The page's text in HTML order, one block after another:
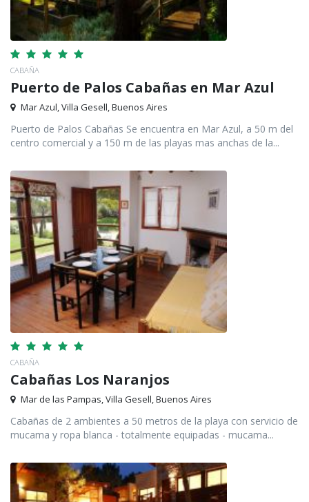
CABAÑA
Puerto de Palos Cabañas en Mar Azul
Mar Azul, Villa Gesell, Buenos Aires
Puerto de Palos Cabañas Se encuentra en Mar Azul, a 50 m del
centro comercial y a 150 m de las playas mas anchas de la...
CABAÑA
Cabañas Los Naranjos
Mar de las Pampas, Villa Gesell, Buenos Aires
Cabañas de 2 ambientes a 50 metros de la playa con servicio de
mucama y ropa blanca - totalmente equipadas - mucama...